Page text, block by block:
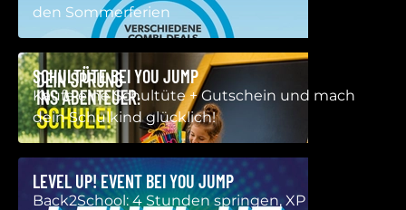
den Sommerferien
SCHULTÜTE BEI YOU JUMP
Kaufe eine Schultüte + Gutschein und mach
dein Schulkind glücklich!
LEVEL UP! EVENT BEI YOU JUMP
Back2School: 4 Stunden springen, XP